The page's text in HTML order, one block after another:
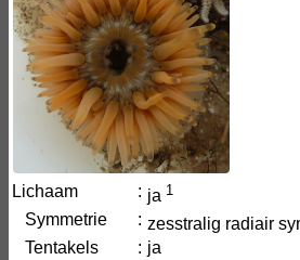
Lichaam : ja 1
Symmetrie : zesstralig radiair
Tentakels : ja